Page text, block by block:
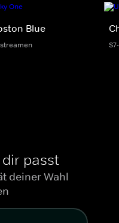
Blue
streamen
passt
deiner Wahl